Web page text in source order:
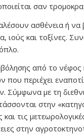
σαν
ασθένεια ή
ιούς και τοξίνες.
από το νέφος
περιέχει
Σύμφωνα με τη
στην
τις
στην